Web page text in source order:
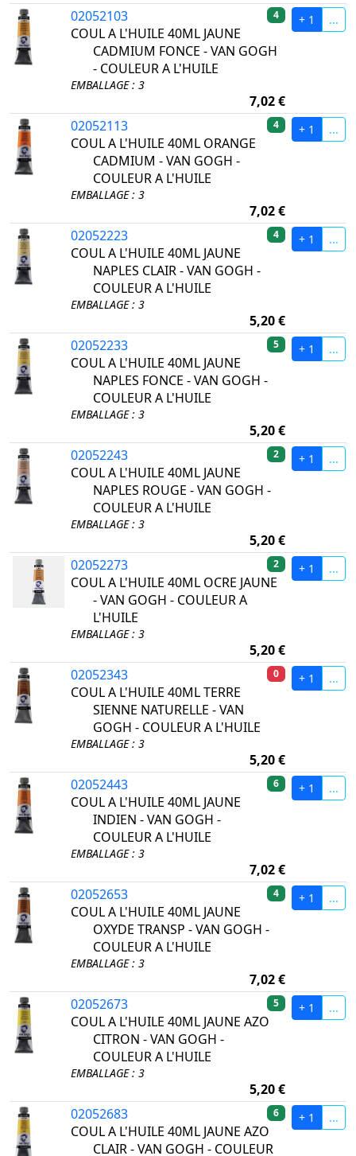
02052103
COUL A L'HUILE 40ML JAUNE
CADMIUM FONCE - VAN GOGH
- COULEUR A L'HUILE
EMBALLAGE : 3
4
7,02 €
+ 1 ...
02052113
COUL A L'HUILE 40ML ORANGE
CADMIUM - VAN GOGH -
COULEUR A L'HUILE
EMBALLAGE : 3
4
7,02 €
+ 1 ...
02052223
COUL A L'HUILE 40ML JAUNE
NAPLES CLAIR - VAN GOGH -
COULEUR A L'HUILE
EMBALLAGE : 3
4
5,20 €
+ 1 ...
02052233
COUL A L'HUILE 40ML JAUNE
NAPLES FONCE - VAN GOGH -
COULEUR A L'HUILE
EMBALLAGE : 3
5
5,20 €
+ 1 ...
02052243
COUL A L'HUILE 40ML JAUNE
NAPLES ROUGE - VAN GOGH -
COULEUR A L'HUILE
EMBALLAGE : 3
2
5,20 €
+ 1 ...
02052273
COUL A L'HUILE 40ML OCRE JAUNE
- VAN GOGH - COULEUR A
L'HUILE
EMBALLAGE : 3
2
5,20 €
+ 1 ...
02052343
COUL A L'HUILE 40ML TERRE
SIENNE NATURELLE - VAN
GOGH - COULEUR A L'HUILE
EMBALLAGE : 3
0
5,20 €
+ 1 ...
02052443
COUL A L'HUILE 40ML JAUNE
INDIEN - VAN GOGH -
COULEUR A L'HUILE
EMBALLAGE : 3
6
7,02 €
+ 1 ...
02052653
COUL A L'HUILE 40ML JAUNE
OXYDE TRANSP - VAN GOGH -
COULEUR A L'HUILE
EMBALLAGE : 3
4
7,02 €
+ 1 ...
02052673
COUL A L'HUILE 40ML JAUNE AZO
CITRON - VAN GOGH -
COULEUR A L'HUILE
EMBALLAGE : 3
5
5,20 €
+ 1 ...
02052683
COUL A L'HUILE 40ML JAUNE AZO
CLAIR - VAN GOGH - COULEUR
6 + 1 ...